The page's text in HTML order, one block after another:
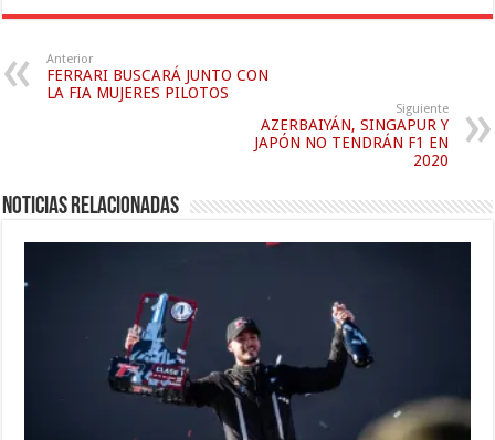
Anterior
FERRARI BUSCARÁ JUNTO CON
LA FIA MUJERES PILOTOS
Siguiente
AZERBAIYÁN, SINGAPUR Y
JAPÓN NO TENDRÁN F1 EN
2020
Noticias relacionadas